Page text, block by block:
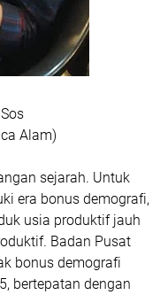
Alam)
sejarah. Untuk
era bonus demografi,
usia produktif jauh
Badan Pusat
bonus demografi
bertepatan dengan